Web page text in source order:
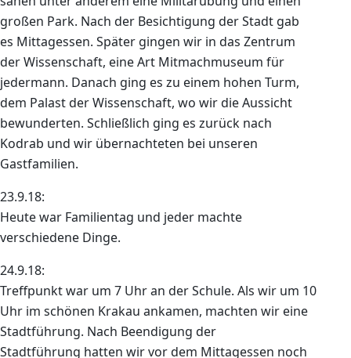
großen Park. Nach der Besichtigung der Stadt gab
es Mittagessen. Später gingen wir in das Zentrum
der Wissenschaft, eine Art Mitmachmuseum für
jedermann. Danach ging es zu einem hohen Turm,
dem Palast der Wissenschaft, wo wir die Aussicht
bewunderten. Schließlich ging es zurück nach
Kodrab und wir übernachteten bei unseren
Gastfamilien.
23.9.18:
Heute war Familientag und jeder machte
verschiedene Dinge.
24.9.18:
Treffpunkt war um 7 Uhr an der Schule. Als wir um 10
Uhr im schönen Krakau ankamen, machten wir eine
Stadtführung. Nach Beendigung der
Stadtführung hatten wir vor dem Mittagessen noch